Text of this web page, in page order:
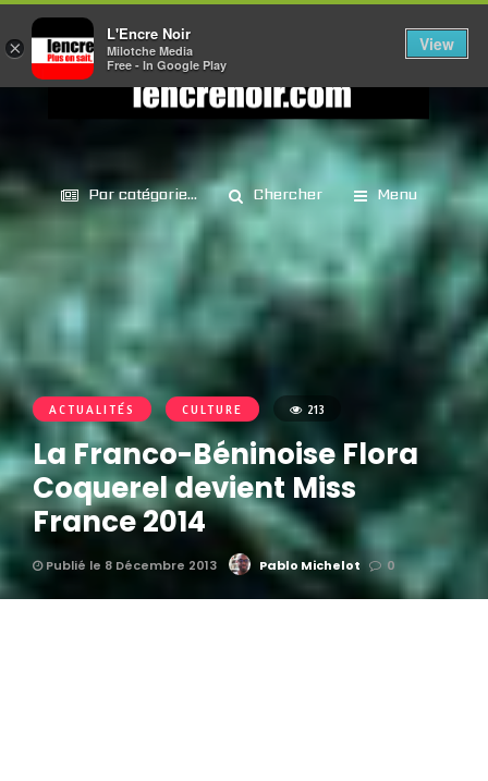
Par catégorie... Chercher Menu
ACTUALITÉS CULTURE 213
La Franco-Béninoise Flora
Coquerel devient Miss
France 2014
Publié le 8 Décembre 2013 Pablo Michelot 0
×
L'Encre Noir
Milotche Media
Free - In Google Play
View